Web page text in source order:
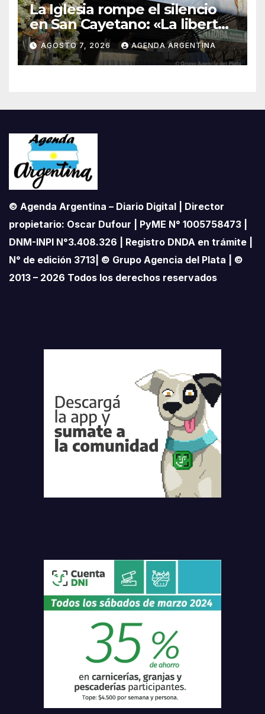
La Iglesia rompe el silencio
en San Cayetano: «La libertad
económica no puede ser
absoluta»
AGOSTO 7, 2026 AGENDA ARGENTINA
© Agenda Argentina – Diario Digital | Director
propietario: Oscar Dufour | PyME N° 1005758473 |
DNM-INPI N°3.408.326 | Registro DNDA en trámite |
N° de edición 3713| © Grupo Agencia del Plata | ©
2013 – 2026 Todos los derechos reservados